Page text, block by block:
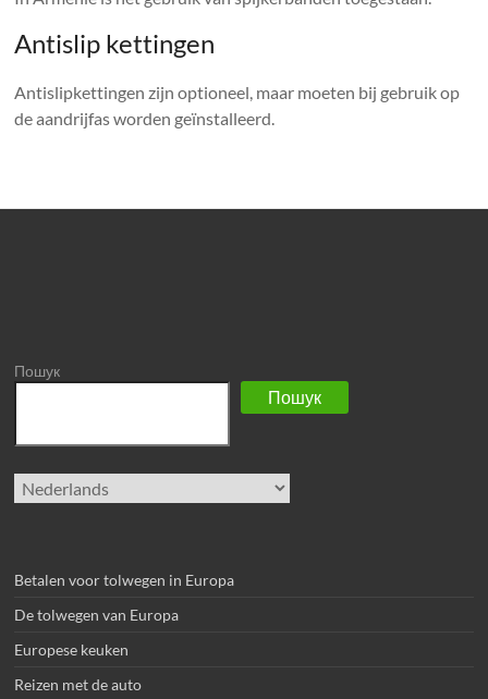
Antislip kettingen
Antislipkettingen zijn optioneel, maar moeten bij gebruik op
de aandrijfas worden geïnstalleerd.
Пошук
Пошук
Kies
een
Betalen voor tolwegen in Europa
De tolwegen van Europa
Europese keuken
Reizen met de auto